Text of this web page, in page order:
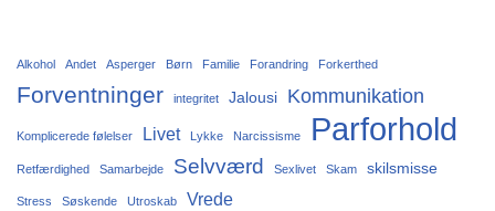
Alkohol Andet Asperger Børn Familie Forandring Forkerthed
Forventninger integritet Jalousi Kommunikation
Komplicerede følelser Livet Lykke Narcissisme Parforhold
Retfærdighed Samarbejde Selvværd Sexlivet Skam skilsmisse
Stress Søskende Utroskab Vrede